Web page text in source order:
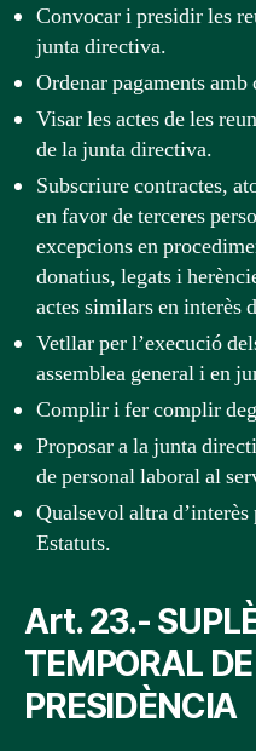
Convocar i presidir les
junta directiva.
Ordenar pagaments
Visar les actes de les
de la junta directiva.
Subscriure contractes,
en favor de terceres
excepcions en
donatius, legats i
actes similars en interès
Vetllar per l’execució
assemblea general i en
Complir i fer complir
Proposar a la junta
de personal laboral al
Qualsevol altra d’interès
Estatuts.
Art. 23.-
TEMPORAL
PRESIDÈNCIA